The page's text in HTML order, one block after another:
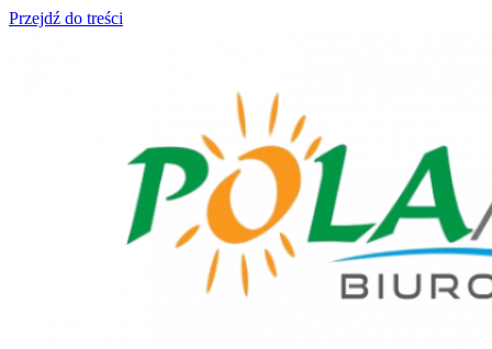
Przejdź do treści